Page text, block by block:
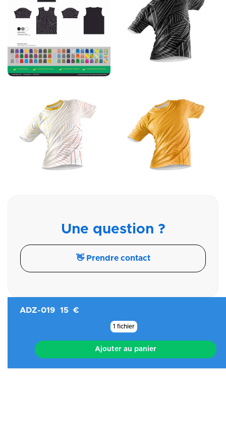
Une question ?
👋 Prendre contact
ADZ-019 15 €
1 fichier